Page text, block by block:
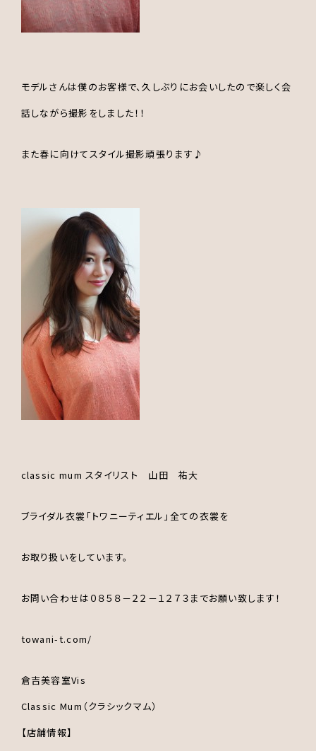
モデルさんは僕のお客様で、久しぶりにお会いしたので楽しく会
話しながら撮影をしました！！
また春に向けてスタイル撮影頑張ります♪
classic mum スタイリスト 山田 祐大
ブライダル衣裳｢トワニーティエル｣全ての衣裳を
お取り扱いをしています。
お問い合わせは０８５８－２２－１２７３までお願い致します！
towani-t.com/
倉吉美容室Vis
Classic Mum（クラシックマム）
【店舗情報】